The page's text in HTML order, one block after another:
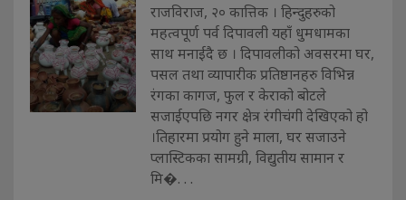
राजविराज, २० कात्तिक । हिन्दुहरुको
महत्वपूर्ण पर्व दिपावली यहाँ धुमधामका
साथ मनाईदै छ । दिपावलीको अवसरमा घर,
पसल तथा व्यापारीक प्रतिष्ठानहरु विभिन्न
रंगका कागज, फुल र केराको बोटले
सजाईएपछि नगर क्षेत्र रंगीचंगी देखिएको हो
।तिहारमा प्रयोग हुने माला, घर सजाउने
प्लास्टिकका सामग्री, विद्युतीय सामान र
मि�. . .